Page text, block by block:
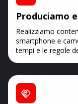
Produciamo
Realizziamo
smartphone e
tempi e le regole